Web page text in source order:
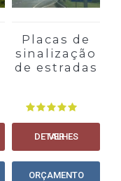
Placas de
sinalização
de estradas
VER DETALHES
ORÇAMENTO